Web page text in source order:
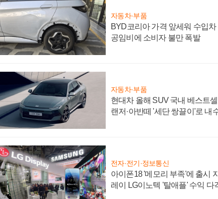
자동차·부품
BYD코리아 가격 앞세워 수입
공임비에 소비자 불만 폭발
자동차·부품
현대차 올해 SUV 국내 베스트
랜저·아반떼 '세단 쌍끌이'로 내
전자·전기·정보통신
아이폰18 '메모리 부족'에 출시
레이 LG이노텍 '탈애플' 수익 다